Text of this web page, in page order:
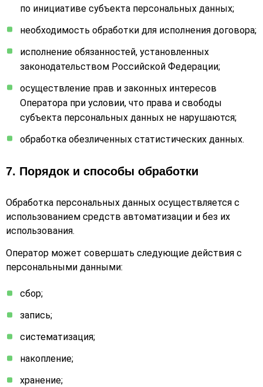
по инициативе субъекта персональных данных;
необходимость обработки для исполнения договора;
исполнение обязанностей, установленных
законодательством Российской Федерации;
осуществление прав и законных интересов
Оператора при условии, что права и свободы
субъекта персональных данных не нарушаются;
обработка обезличенных статистических данных.
7. Порядок и способы обработки
Обработка персональных данных осуществляется с
использованием средств автоматизации и без их
использования.
Оператор может совершать следующие действия с
персональными данными:
сбор;
запись;
систематизация;
накопление;
хранение;